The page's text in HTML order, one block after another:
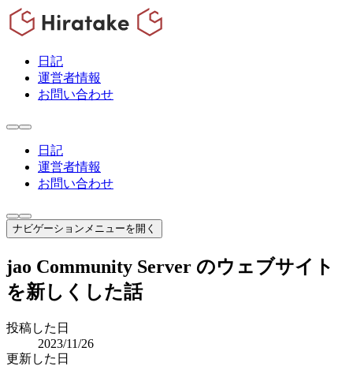
日記
運営者情報
お問い合わせ
日記
運営者情報
お問い合わせ
ナビゲーションメニューを開く
jao Community Server のウェブサイト
を新しくした話
投稿した日
2023/11/26
更新した日